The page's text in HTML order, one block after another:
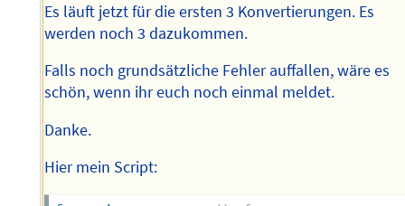
Es läuft jetzt für die ersten 3 Konvertierungen. Es
werden noch 3 dazukommen.
Falls noch grundsätzliche Fehler auffallen, wäre es
schön, wenn ihr euch noch einmal meldet.
Danke.
Hier mein Script: